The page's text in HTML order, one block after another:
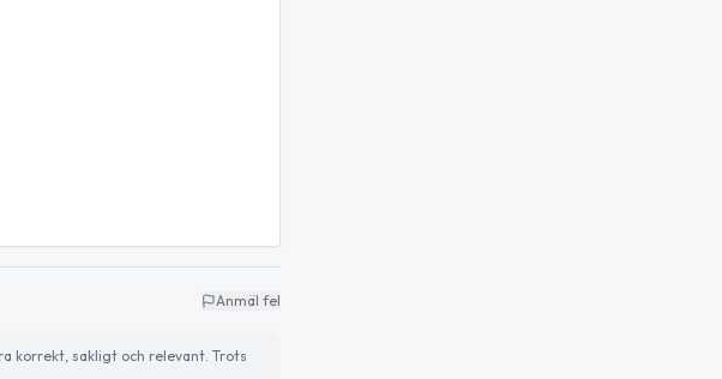
Anmäl fel
korrekt, sakligt och relevant. Trots